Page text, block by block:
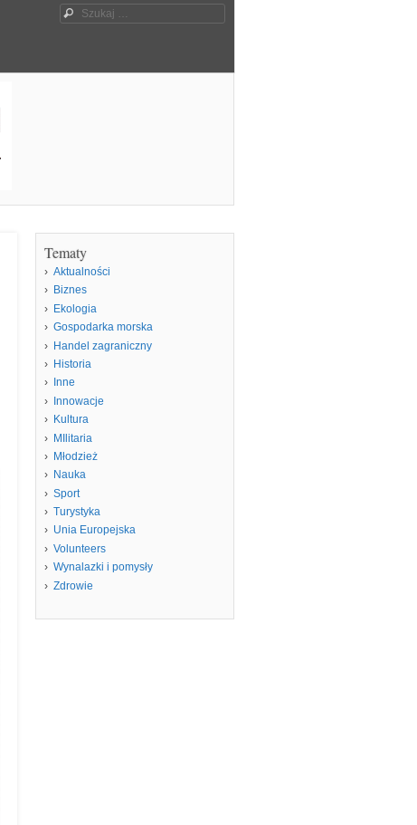
Szukaj
Tematy
Aktualności
Biznes
Ekologia
Gospodarka morska
Handel zagraniczny
Historia
Inne
Innowacje
Kultura
MIlitaria
Młodzież
Nauka
Sport
Turystyka
Unia Europejska
Volunteers
Wynalazki i pomysły
Zdrowie